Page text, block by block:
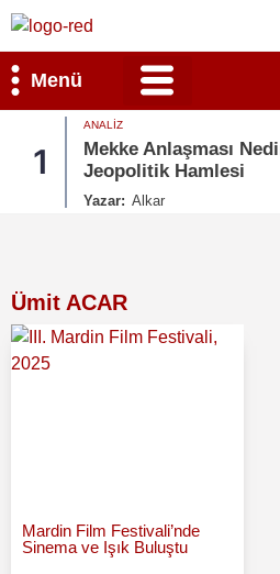
Menü
1
ANALIZ
Mekke Anlaşması
Jeopolitik Hamlesi
Yazar: Alkar
Ümit ACAR
Mardin Film Festivali’nde
Sinema ve Işık Buluştu